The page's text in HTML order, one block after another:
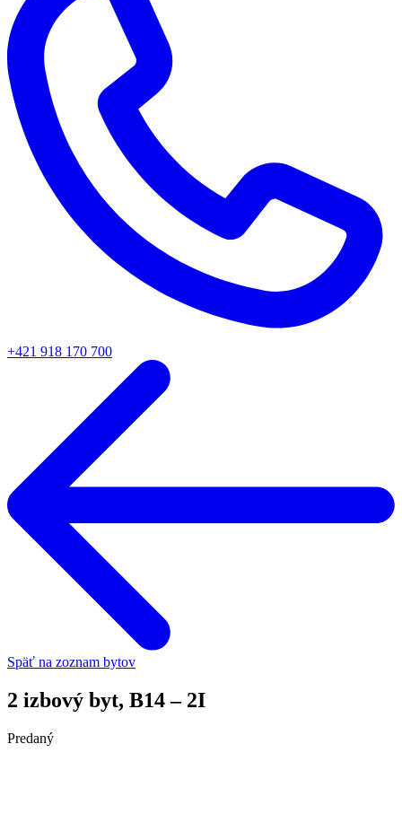
+421 918 170 700
Späť na zoznam bytov
2 izbový byt, B14 – 2I
Predaný